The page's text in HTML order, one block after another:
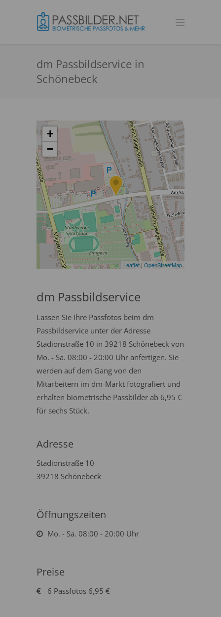
dm Passbildservice in
Schönebeck
+
−
Leaflet| OpenStreetMap
dm Passbildservice
Lassen Sie Ihre Passfotos beim dm
Passbildservice unter der Adresse
Stadionstraße 10 in 39218 Schönebeck von
Mo. - Sa. 08:00 - 20:00 Uhr anfertigen. Sie
werden auf dem Gang von den
Mitarbeitern im dm-Markt fotografiert und
erhalten biometrische Passbilder ab 6,95 €
für sechs Stück.
Adresse
Stadionstraße 10
39218 Schönebeck
Öffnungszeiten
Mo. - Sa. 08:00 - 20:00 Uhr
Preise
6 Passfotos 6,95 €